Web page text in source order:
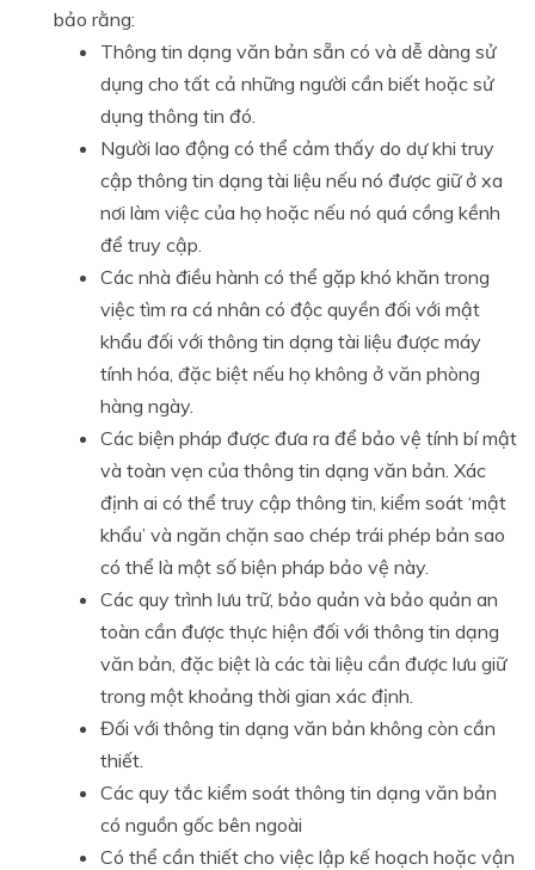
bảo rằng:
Thông tin dạng văn bản sẵn có và dễ dàng sử
dụng cho tất cả những người cần biết hoặc sử
dụng thông tin đó.
Người lao động có thể cảm thấy do dự khi truy
cập thông tin dạng tài liệu nếu nó được giữ ở xa
nơi làm việc của họ hoặc nếu nó quá cồng kềnh
để truy cập.
Các nhà điều hành có thể gặp khó khăn trong
việc tìm ra cá nhân có độc quyền đối với mật
khẩu đối với thông tin dạng tài liệu được máy
tính hóa, đặc biệt nếu họ không ở văn phòng
hàng ngày.
Các biện pháp được đưa ra để bảo vệ tính bí mật
và toàn vẹn của thông tin dạng văn bản. Xác
định ai có thể truy cập thông tin, kiểm soát ‘mật
khẩu’ và ngăn chặn sao chép trái phép bản sao
có thể là một số biện pháp bảo vệ này.
Các quy trình lưu trữ, bảo quản và bảo quản an
toàn cần được thực hiện đối với thông tin dạng
văn bản, đặc biệt là các tài liệu cần được lưu giữ
trong một khoảng thời gian xác định.
Đối với thông tin dạng văn bản không còn cần
thiết.
Các quy tắc kiểm soát thông tin dạng văn bản
có nguồn gốc bên ngoài
Có thể cần thiết cho việc lập kế hoạch hoặc vận